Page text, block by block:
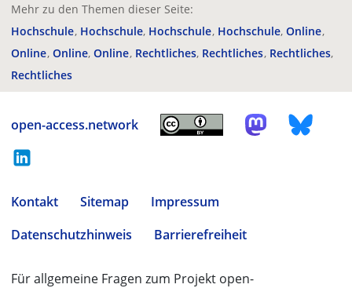
Mehr zu den Themen dieser Seite:
Hochschule Hochschule Hochschule Hochschule Online
Online Online Online Rechtliches Rechtliches Rechtliches
Rechtliches
open-access.network
Kontakt Sitemap
Impressum
Datenschutzhinweis
Barrierefreiheit
Für allgemeine Fragen zum Projekt open-